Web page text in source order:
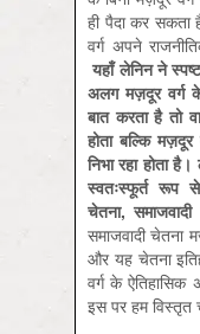
ही पैदा कर
वर्ग अपने
यहाँ लेनिन ने स्पष्ट
अलग मज़दूर वर्ग
बात करता है तो
होता बल्कि मज़दूर
निभा रहा होता है।
स्वतःस्फूर्त रूप से
चेतना,समाजवादी
समाजवादी चेतना
और यह चेतना
वर्ग के
इस पर हम